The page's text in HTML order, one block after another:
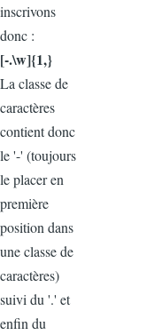
inscrivons
donc :
[-.\w]{1,}
La classe de
caractères
contient donc
le '-' (toujours
le placer en
première
position dans
une classe de
caractères)
suivi du '.' et
enfin du